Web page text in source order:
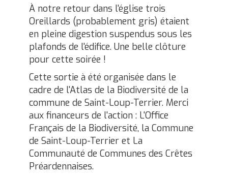
À notre retour dans l'église trois
Oreillards (probablement gris) étaient
en pleine digestion suspendus sous les
plafonds de l'édifice. Une belle clôture
pour cette soirée !
Cette sortie à été organisée dans le
cadre de l'Atlas de la Biodiversité de la
commune de Saint-Loup-Terrier. Merci
aux financeurs de l'action : L'Office
Français de la Biodiversité, la Commune
de Saint-Loup-Terrier et La
Communauté de Communes des Crêtes
Préardennaises.